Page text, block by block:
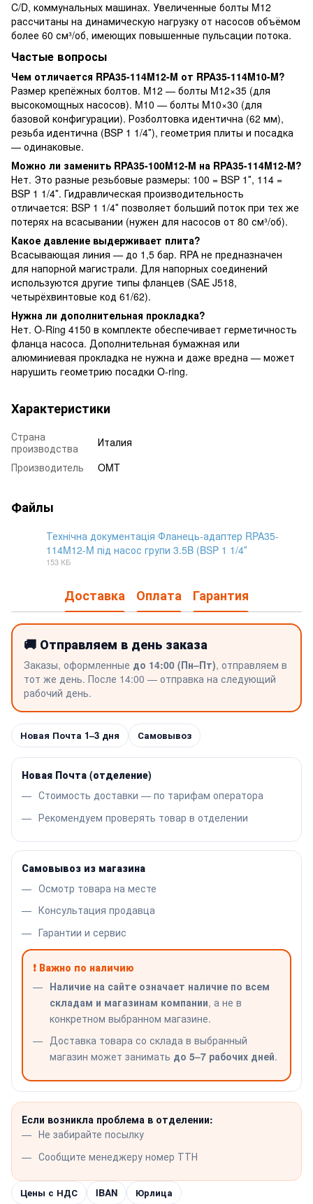
C/D, коммунальных машинах. Увеличенные болты M12
рассчитаны на динамическую нагрузку от насосов объёмом
более 60 см³/об, имеющих повышенные пульсации потока.
Частые вопросы
Чем отличается RPA35-114M12-M от RPA35-114M10-M?
Размер крепёжных болтов. M12 — болты M12×35 (для
высокомощных насосов). M10 — болты M10×30 (для
базовой конфигурации). Розболтовка идентична (62 мм),
резьба идентична (BSP 1 1/4″), геометрия плиты и посадка
— одинаковые.
Можно ли заменить RPA35-100M12-M на RPA35-114M12-M?
Нет. Это разные резьбовые размеры: 100 = BSP 1″, 114 =
BSP 1 1/4″. Гидравлическая производительность
отличается: BSP 1 1/4″ позволяет больший поток при тех же
потерях на всасывании (нужен для насосов от 80 см³/об).
Какое давление выдерживает плита?
Всасывающая линия — до 1,5 бар. RPA не предназначен
для напорной магистрали. Для напорных соединений
используются другие типы фланцев (SAE J518,
четырёхвинтовые код 61/62).
Нужна ли дополнительная прокладка?
Нет. O-Ring 4150 в комплекте обеспечивает герметичность
фланца насоса. Дополнительная бумажная или
алюминиевая прокладка не нужна и даже вредна — может
нарушить геометрию посадки O-ring.
Характеристики
Страна
производства
Италия
Производитель
OMT
Файлы
Технічна документація Фланець-адаптер RPA35-
114M12-M під насос групи 3.5B (BSP 1 1/4″
153 КБ
Доставка Оплата Гарантия
🚚 Отправляем в день заказа
Заказы, оформленные до 14:00 (Пн–Пт), отправляем в
тот же день. После 14:00 — отправка на следующий
рабочий день.
Новая Почта 1–3 дня Самовывоз
Новая Почта (отделение)
Стоимость доставки — по тарифам оператора
Рекомендуем проверять товар в отделении
Самовывоз из магазина
Осмотр товара на месте
Консультация продавца
Гарантии и сервис
❗ Важно по наличию
Наличие на сайте означает наличие по всем
складам и магазинам компании, а не в
конкретном выбранном магазине.
Доставка товара со склада в выбранный
магазин может занимать до 5–7 рабочих дней.
Если возникла проблема в отделении:
Не забирайте посылку
Сообщите менеджеру номер ТТН
Цены с НДС IBAN
Юрлица